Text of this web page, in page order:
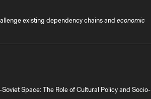
existing dependency chains and economic
Space: The Role of Cultural Policy and Socio-